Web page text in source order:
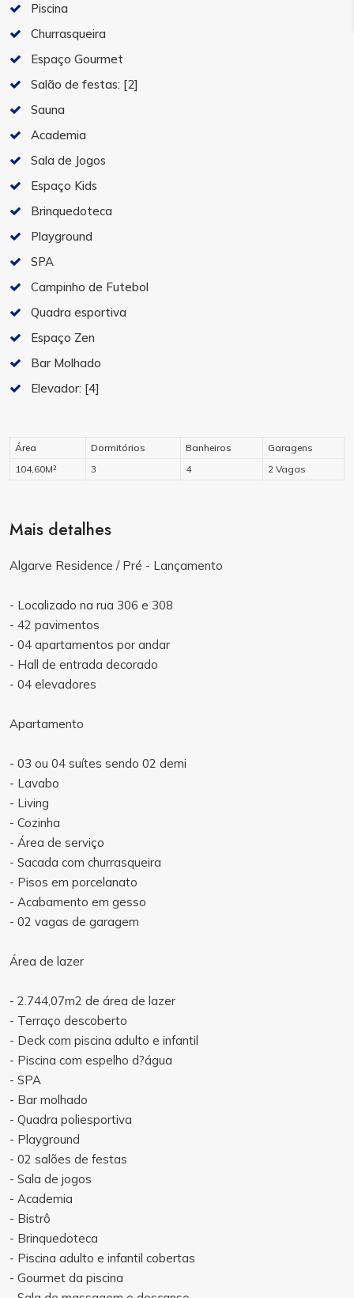
Piscina
Churrasqueira
Espaço Gourmet
Salão de festas: [2]
Sauna
Academia
Sala de Jogos
Espaço Kids
Brinquedoteca
Playground
SPA
Campinho de Futebol
Quadra esportiva
Espaço Zen
Bar Molhado
Elevador: [4]
Área Dormitórios Banheiros
Garagens
104,60M²
3 4 2 Vagas
Mais detalhes
Algarve Residence / Pré - Lançamento
- Localizado na rua 306 e 308
- 42 pavimentos
- 04 apartamentos por andar
- Hall de entrada decorado
- 04 elevadores
Apartamento
- 03 ou 04 suítes sendo 02 demi
- Lavabo
- Living
- Cozinha
- Área de serviço
- Sacada com churrasqueira
- Pisos em porcelanato
- Acabamento em gesso
- 02 vagas de garagem
Área de lazer
- 2.744,07m2 de área de lazer
- Terraço descoberto
- Deck com piscina adulto e infantil
- Piscina com espelho d?água
- SPA
- Bar molhado
- Quadra poliesportiva
- Playground
- 02 salões de festas
- Sala de jogos
- Academia
- Bistrô
- Brinquedoteca
- Piscina adulto e infantil cobertas
- Gourmet da piscina